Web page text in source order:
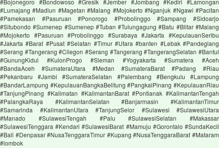
#Bojonegoro #Bondowoso #Gresik #Jember #Jombang #Kediri #Lamongan
#Lumajang #Madiun #Magetan #Malang #Mojokerto #Nganjuk #Ngawi #Pacitan
#Pamekasan #Pasuruan #Ponorogo #Probolinggo #Sampang #Sidoarjo
#Situbondo #Sumenep #Sumenep #Tuban #Tulungagung #Batu #Blitar #Malang
#Mojokerto #Pasuruan #Probolinggo #Surabaya #Jakarta #KepulauanSeribu
#Jakarta #Barat #Pusat #Selatan #Timur #Utara #banten #Lebak #Pandeglang
#Serang #Tangerang #Cilegon #Serang #Tangerang #TangerangSelatan #Bantul
#GunungKidul #KulonProgo #Sleman #Yogyakarta #Sumatera #Aceh
#BandaAceh #SumateraUtara #Medan #SumateraBarat #Padang #Riau
#Pekanbaru #Jambi #SumateraSelatan #Palembang #Bengkulu #Lampung
#BandarLampung #KepulauanBangkaBelitung #PangkalPinang #KepulauanRiau
#TanjungPinang #Kalimatan #KalimantanBarat #Pontianak #KalimantanTengah
#PalangkaRaya #KalimantanSelatan #Banjarmasin #KalimantanTimur
#Samarinda #KalimantanUtara #TanjungSelor #Sulawesi #SulawesiUtara
#Manado #SulawesiTengah #Palu #SulawesiSelatan #Makassar
#SulawesiTenggara #Kendari #SulawesiBarat #Mamuju #Gorontalo #SundaKecil
#Bali #Denpasar #NusaTenggaraTimur #Kupang #NusaTenggaraBarat #Mataram
#lombok